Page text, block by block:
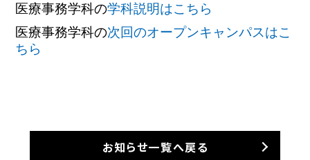
医療事務学科の学科説明はこちら
医療事務学科の次回のオープンキャンパスはこ
ちら
お知らせ一覧へ戻る